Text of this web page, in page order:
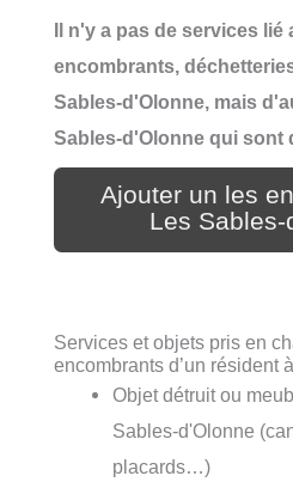
Il n'y a pas de services lié
encombrants,
Sables-d'Olonne, mais
Sables-d'Olonne qui sont
Ajouter un les
Les Sables-
Services et objets pris en
encombrants d’un résident
Objet détruit ou
Sables-d'Olonne
placards…)